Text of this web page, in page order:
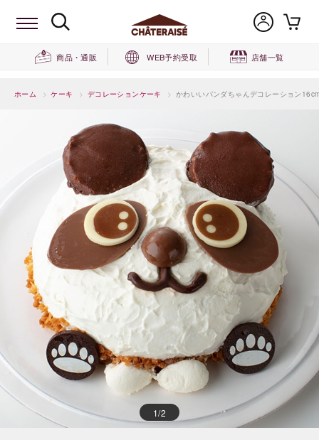
商品・通販 WEB予約受取 店舗一覧
ホーム > ケーキ > デコレーションケーキ > かわいいパンダちゃんデコレーション
1/2